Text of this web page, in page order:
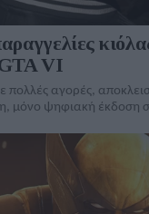
VI
πολλές αγορές,
μόνο ψηφιακή έκδοση